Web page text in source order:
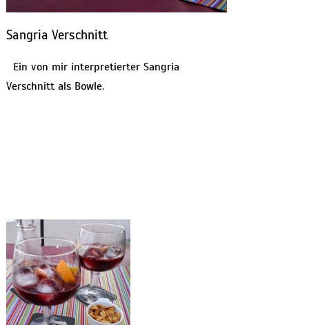
Sangria Verschnitt
Ein von mir interpretierter Sangria
Verschnitt als Bowle.